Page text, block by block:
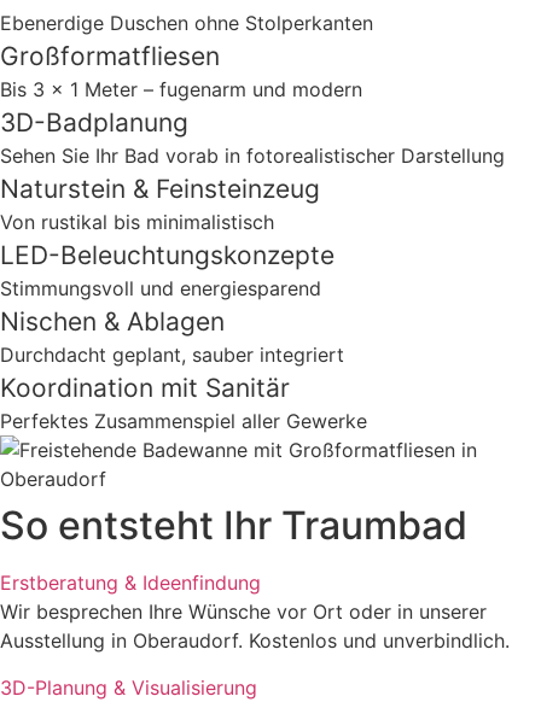
Ebenerdige Duschen ohne Stolperkanten
Großformatfliesen
Bis 3 x 1 Meter – fugenarm und modern
3D-Badplanung
Sehen Sie Ihr Bad vorab in fotorealistischer Darstellung
Naturstein & Feinsteinzeug
Von rustikal bis minimalistisch
LED-Beleuchtungskonzepte
Stimmungsvoll und energiesparend
Nischen & Ablagen
Durchdacht geplant, sauber integriert
Koordination mit Sanitär
Perfektes Zusammenspiel aller Gewerke
So entsteht Ihr Traumbad
Erstberatung & Ideenfindung
Wir besprechen Ihre Wünsche vor Ort oder in unserer
Ausstellung in Oberaudorf. Kostenlos und unverbindlich.
3D-Planung & Visualisierung